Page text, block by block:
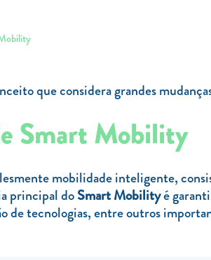
que considera grandes
Smart Mobility
mobilidade inteligente,
principal doSmart Mobilityé
de tecnologias, entre outros